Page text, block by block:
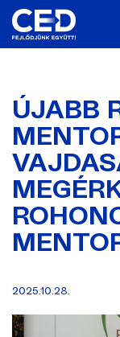
ÚJABB
2025.10.28.